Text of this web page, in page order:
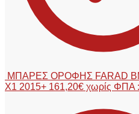
ΜΠΑΡΕΣ ΟΡΟΦΗΣ FARAD
X1 2015+ 161,20€ χωρίς ΦΠΑ :